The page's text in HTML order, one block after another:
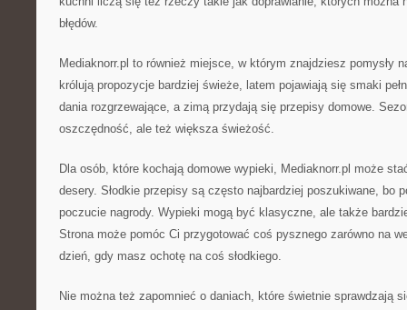
błędów.
Mediaknorr.pl to również miejsce, w którym znajdziesz pomysły
królują propozycje bardziej świeże, latem pojawiają się smaki
dania rozgrzewające, a zimą przydają się przepisy domowe.
oszczędność, ale też większa świeżość.
Dla osób, które kochają domowe wypieki, Mediaknorr.pl może
desery. Słodkie przepisy są często najbardziej poszukiwane, bo
poczucie nagrody. Wypieki mogą być klasyczne, ale także
Strona może pomóc Ci przygotować coś pysznego zarówno na
dzień, gdy masz ochotę na coś słodkiego.
Nie można też zapomnieć o daniach, które świetnie sprawdzają